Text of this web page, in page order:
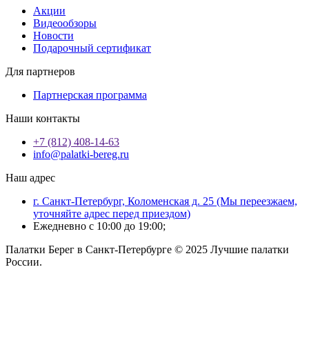
Акции
Видеообзоры
Новости
Подарочный сертификат
Для партнеров
Партнерская программа
Наши контакты
+7 (812) 408-14-63
info@palatki-bereg.ru
Наш адрес
г. Санкт-Петербург, Коломенская д. 25 (Мы переезжаем,
уточняйте адрес перед приездом)
Ежедневно с 10:00 до 19:00;
Палатки Берег в Санкт-Петербурге © 2025 Лучшие палатки
России.